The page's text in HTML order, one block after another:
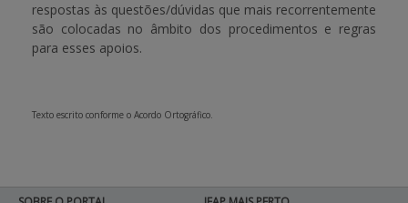
respostas às questões/dúvidas que mais recorrentemente
são colocadas no âmbito dos procedimentos e regras
para esses apoios.
Texto escrito conforme o Acordo Ortográfico.